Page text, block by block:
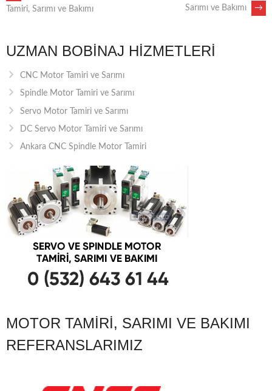
Tamiri, Sarımı ve Bakımı
Sarımı ve Bakımı
→
UZMAN BOBINAJ HIZMETLERI
CNC Motor Tamiri ve Sarımı
Spindle Motor Tamiri ve Sarımı
Servo Motor Tamiri ve Sarımı
DC Servo Motor Tamiri ve Sarımı
Ankara CNC Spindle Motor Tamiri
MOTOR TAMIRI, SARIMI VE BAKIMI
REFERANSLARIMIZ